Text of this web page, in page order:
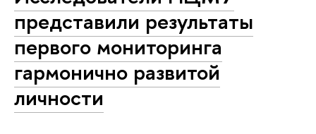
представили результаты
первого мониторинга
гармонично развитой
личности